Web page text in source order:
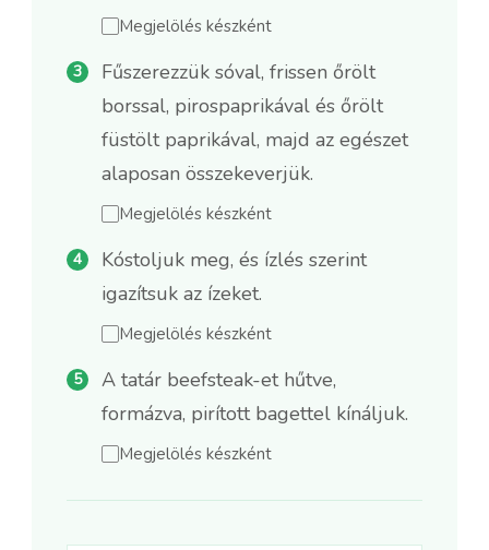
Megjelölés készként
Fűszerezzük sóval, frissen őrölt
borssal, pirospaprikával és őrölt
füstölt paprikával, majd az egészet
alaposan összekeverjük.
Megjelölés készként
Kóstoljuk meg, és ízlés szerint
igazítsuk az ízeket.
Megjelölés készként
A tatár beefsteak-et hűtve,
formázva, pirított bagettel kínáljuk.
Megjelölés készként